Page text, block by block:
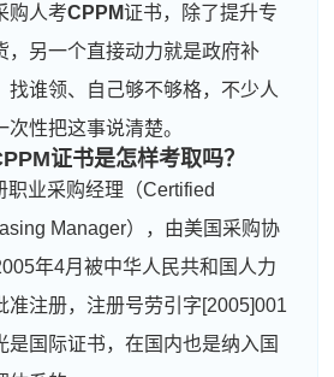
购人考CPPM证书，除了提升专
，另一个直接动力就是政府补
找谁领、自己够不够格，不少人
性把这事说清楚。
证书是怎样考取吗？
职业采购经理（Certified
Manager），由美国采购协
年4月被中华人民共和国人力
准注册，注册号劳引字[2005]001
是国际证书，在国内也是纳入国